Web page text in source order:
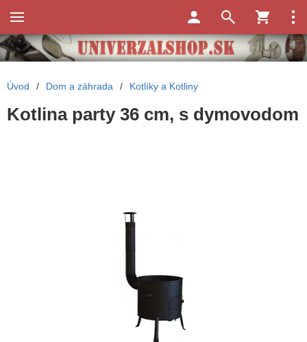
Úvod / Dom a záhrada / Kotlíky a Kotliny
Kotlina party 36 cm, s dymovodom